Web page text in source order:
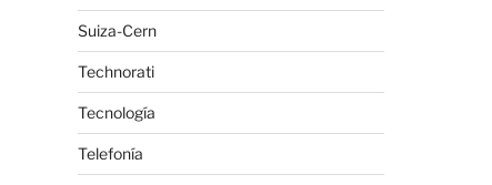
Suiza-Cern
Technorati
Tecnología
Telefonía